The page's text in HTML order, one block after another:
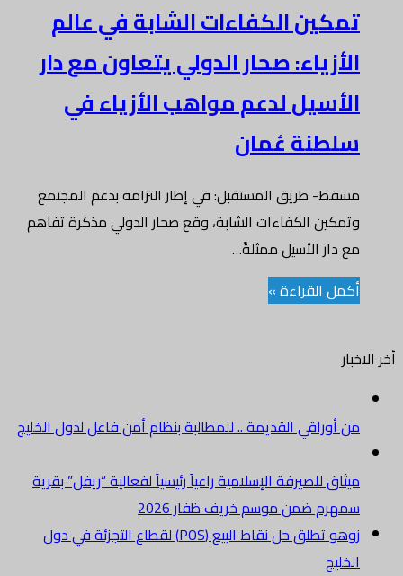
تمكين الكفاءات الشابة في عالم
الأزياء: صحار الدولي يتعاون مع دار
الأسيل لدعم مواهب الأزياء في
سلطنة عُمان
مسقط- طريق المستقبل: في إطار التزامه بدعم المجتمع
وتمكين الكفاءات الشابة، وقع صحار الدولي مذكرة تفاهم
مع دار الأسيل ممثلةً…
أكمل القراءة »
أخر الاخبار
من أوراقي القديمة .. للمطالبة بنظام أمن فاعل لدول الخليج
ميثاق للصيرفة الإسلامية راعياً رئيسياً لفعالية “ريفل” بقرية
سمهرم ضمن موسم خريف ظفار 2026
زوهو تطلق حل نقاط البيع (POS) لقطاع التجزئة في دول
الخليج